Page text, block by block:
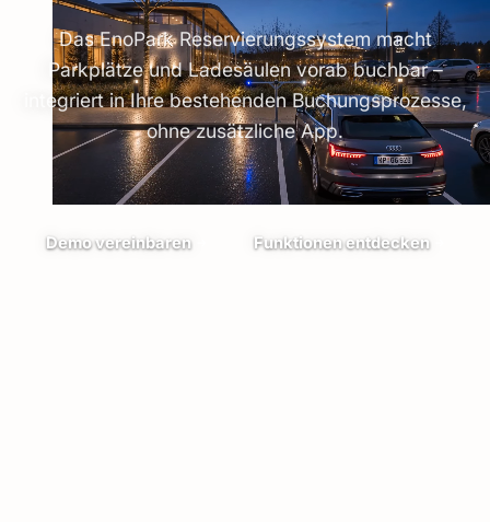
Das EnoPark Reservierungssystem macht
Parkplätze und Ladesäulen vorab buchbar –
integriert in Ihre bestehenden Buchungsprozesse,
ohne zusätzliche App.
Demo vereinbaren Funktionen entdecken